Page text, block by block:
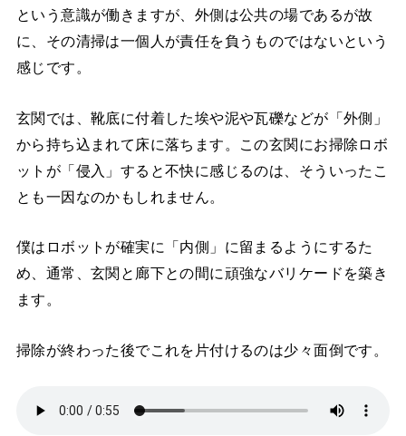
という意識が働きますが、外側は公共の場であるが故
に、その清掃は一個人が責任を負うものではないという
感じです。
玄関では、靴底に付着した埃や泥や瓦礫などが「外側」
から持ち込まれて床に落ちます。この玄関にお掃除ロボ
ットが「侵入」すると不快に感じるのは、そういったこ
とも一因なのかもしれません。
僕はロボットが確実に「内側」に留まるようにするた
め、通常、玄関と廊下との間に頑強なバリケードを築き
ます。
掃除が終わった後でこれを片付けるのは少々面倒です。